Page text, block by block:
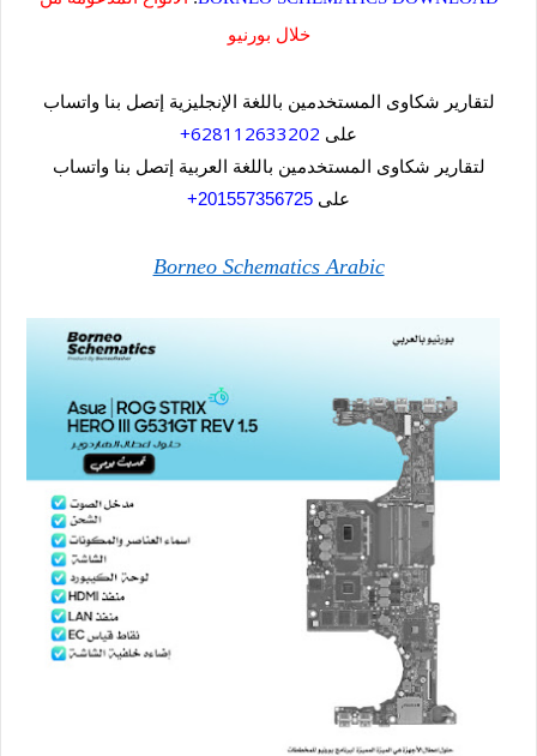
خلال بورنيو
لتقارير شكاوى المستخدمين باللغة الإنجليزية إتصل بنا واتساب
على 628112633202+
لتقارير شكاوى المستخدمين باللغة العربية إتصل بنا واتساب
على 201557356725+
Borneo Schematics Arabic